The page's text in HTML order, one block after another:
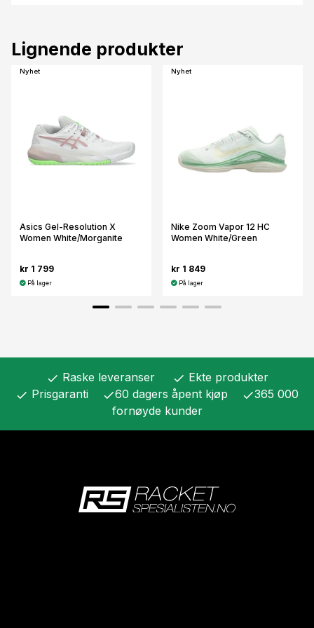
Lignende produkter
Nyhet
Asics Gel-Resolution X
Women White/Morganite
kr 1 799
På lager
Nyhet
Nike Zoom Vapor 12 HC
Women White/Green
kr 1 849
På lager
check Raske leveranser check Ekte produkter
check Prisgaranti check60 dagers åpent kjøp check365 000
fornøyde kunder